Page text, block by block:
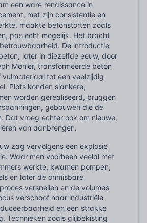
een ware renaissance in
met zijn consistentie en
maakte betonstorten zoals
pas echt mogelijk. Het bracht
De introductie
later in diezelfde eeuw, door
Monier, transformeerde beton
vulmateriaal tot een veelzijdig
Plots konden slankere,
worden gerealiseerd, bruggen
gebouwen die de
Dat vroeg echter ook om nieuwe,
van aanbrengen.
zag vervolgens een explosie
Waar men voorheen veelal met
werkte, kwamen pompen,
en later de onmisbare
versnellen en de volumes
verschoof naar industriële
en een strakke
Technieken zoals glijbekisting